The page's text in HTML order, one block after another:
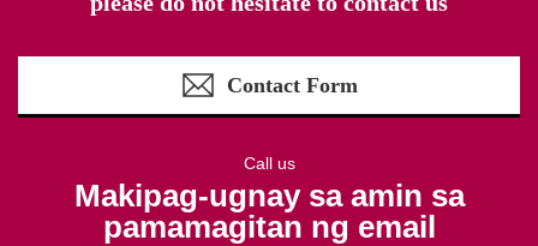
Contact Form
Call us
Makipag-ugnay sa amin sa
pamamagitan ng email